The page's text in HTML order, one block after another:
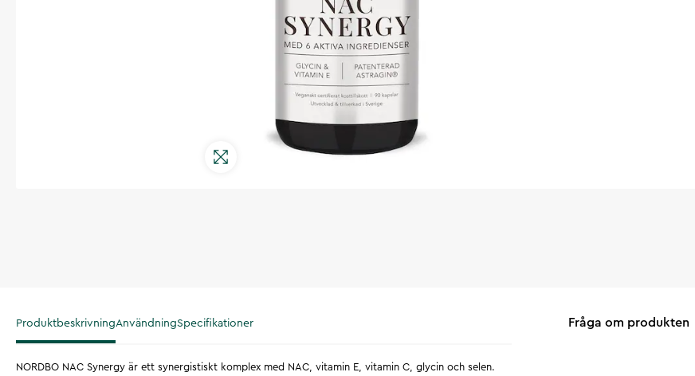
ProduktbeskrivningAnvändningSpecifikationer
NORDBO NAC Synergy är ett synergistiskt komplex med NAC, vitamin E, vitamin C, glycin och selen.
Fråga om produkten